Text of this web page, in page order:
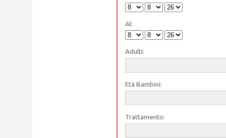
Al:
Adulti:
Età Bambini:
Trattamento: